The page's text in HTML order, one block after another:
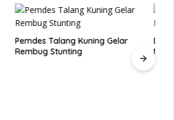
Door To Door, 3 KPM Desa
Mekar Jaya Terima BLT-DD!